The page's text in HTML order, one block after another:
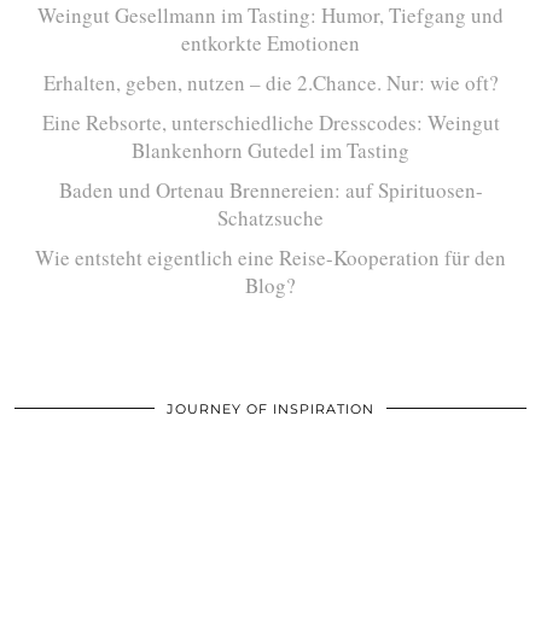
Weingut Gesellmann im Tasting: Humor, Tiefgang und
entkorkte Emotionen
Erhalten, geben, nutzen – die 2.Chance. Nur: wie oft?
Eine Rebsorte, unterschiedliche Dresscodes: Weingut
Blankenhorn Gutedel im Tasting
Baden und Ortenau Brennereien: auf Spirituosen-
Schatzsuche
Wie entsteht eigentlich eine Reise-Kooperation für den
Blog?
JOURNEY OF INSPIRATION